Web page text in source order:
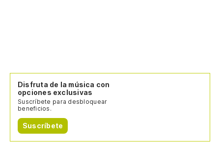
Disfruta de la música con
opciones exclusivas
Suscríbete para desbloquear
beneficios.
Suscríbete